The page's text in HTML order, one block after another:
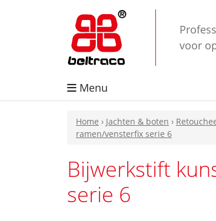
voor
Menu
Home › Jachten & boten ›
ramen/vensterfix serie 6
Bijwerkstift
serie 6